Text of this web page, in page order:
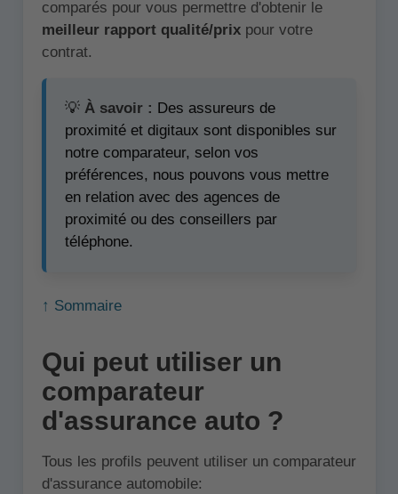
comparés pour vous permettre d'obtenir le
meilleur rapport qualité/prixpour votre
contrat.
💡 À savoir : Des assureurs de
proximité et digitaux sont disponibles sur
notre comparateur, selon vos
préférences, nous pouvons vous mettre
en relation avec des agences de
proximité ou des conseillers par
téléphone.
↑ Sommaire
Qui peut utiliser un
comparateur
d'assurance auto ?
Tous les profils peuvent utiliser un comparateur
d'assurance automobile: